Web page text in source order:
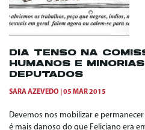
DIA TENSO NA
HUMANOS E
DEPUTADOS
SARA AZEVEDO 05 MAR 2015
Devemos nos mobilizar e
é mais danoso do que Feliciano era